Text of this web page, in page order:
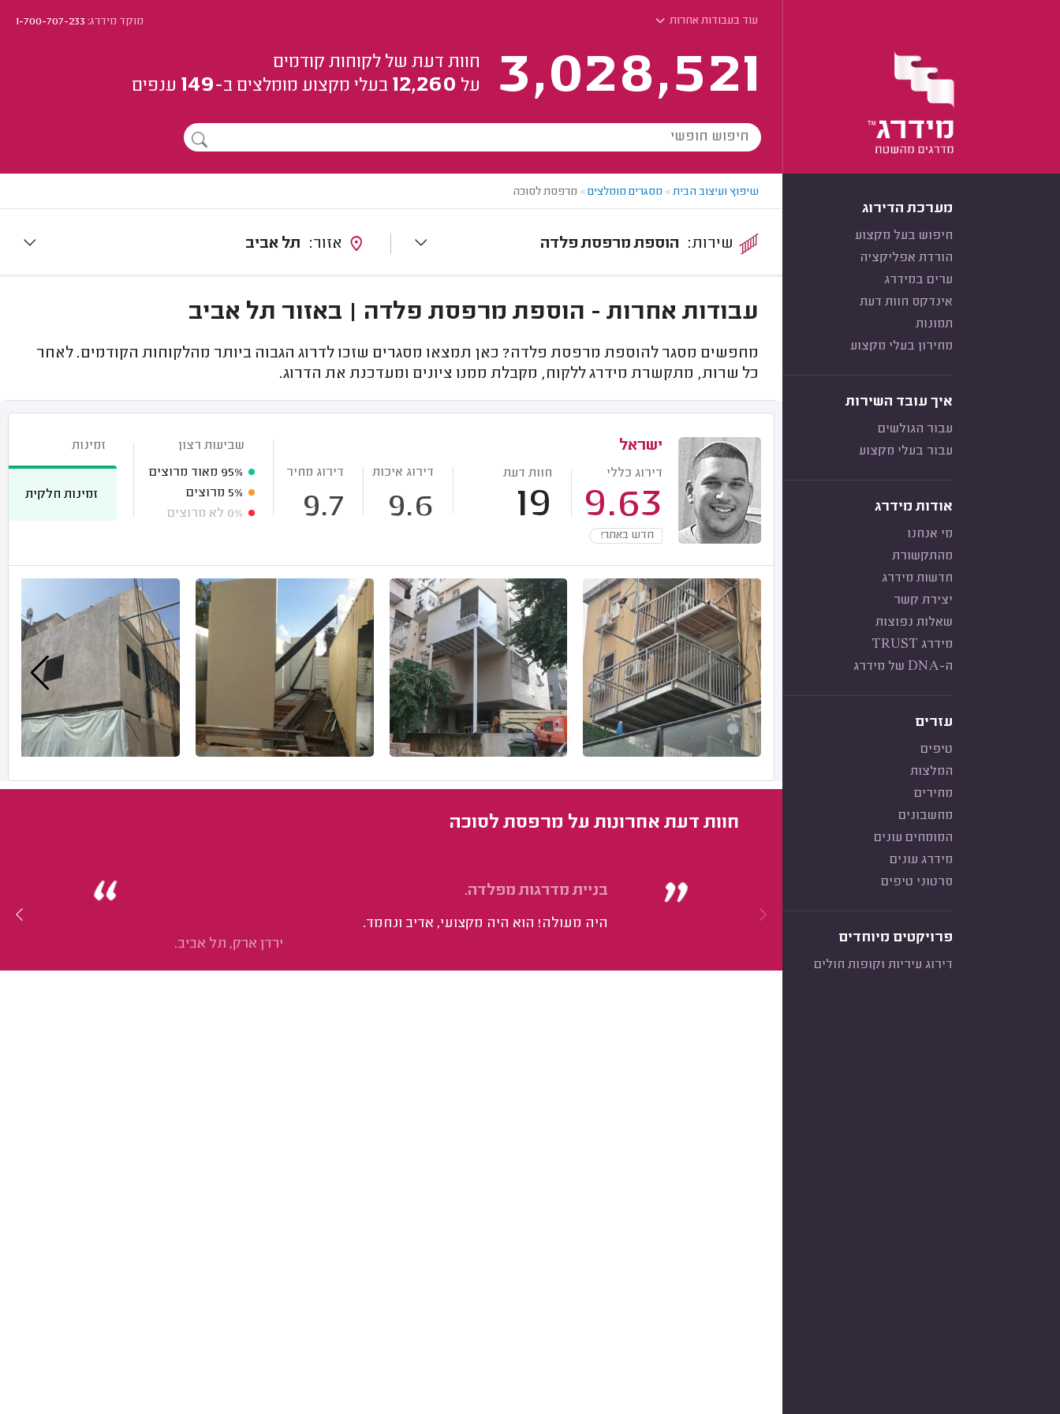
עוד בעבודות אחרות מוקד מידרג:1-700-707-233
3,028,521
חוות דעת של לקוחות קודמים
על 12,260 בעלי מקצוע מומלצים ב-149 ענפים
מערכת הדירוג
חיפוש בעל מקצוע
הורדת אפליקציה
ערים במידרג
אינדקס חוות דעת
תמונות
מחירון בעלי מקצוע
איך עובד השירות
עבור הגולשים
עבור בעלי מקצוע
אודות מידרג
מי אנחנו
מהתקשורת
חדשות מידרג
יצירת קשר
שאלות נפוצות
מידרג TRUST
ה-DNA של מידרג
עזרים
טיפים
המלצות
מחירים
מחשבונים
המומחים עונים
מידרג עונים
סרטוני טיפים
פרויקטים מיוחדים
דירוג עיריות וקופות חולים
שיפוץ ועיצוב הבית> מסגרים מומלצים> מרפסת לסוכה
הוספת מרפסת פלדה תל אביב
עבודות אחרות - הוספת מרפסת פלדה | באזור תל אביב
מחפשים מסגר להוספת מרפסת פלדה? כאן תמצאו מסגרים שזכו לדרוג הגבוה ביותר מהלקוחות הקודמים. לאחר
כל שרות, מתקשרת מידרג ללקוח, מקבלת ממנו ציונים ומעדכנת את הדרוג.
ישראל
דירוג כללי
9.63
חוות דעת
19
דירוג איכות
9.6
דירוג מחיר
9.7
חדש באתר!
שביעות רצון
95% מאוד מרוצים
5% מרוצים
0% לא מרוצים
זמינות
זמינות חלקית
חוות דעת אחרונות על מרפסת לסוכה
בניית מדרגות מפלדה.
היה מעולה! הוא היה מקצועי, אדיב ונחמד.
ירדן ארק, תל אביב.